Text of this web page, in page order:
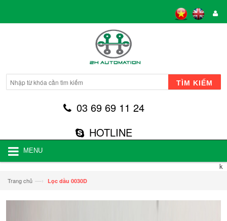
TÌM KIẾM
03 69 69 11 24
HOTLINE
MENU
k
Trang chủ —› Lọc dầu 0030D